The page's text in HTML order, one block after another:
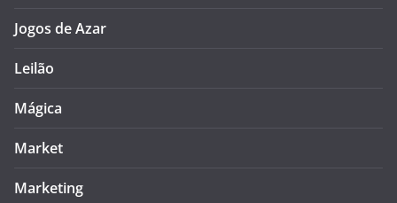
Jogos de Azar
Leilão
Mágica
Market
Marketing